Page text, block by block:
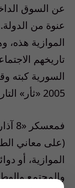
عن السوق
عنوة من الدولة.
الموازية هذه،
تاريخهم
2005 «ثأر» التاريخ هذا.
(على معاني
الموازية، أو
والمجتمع